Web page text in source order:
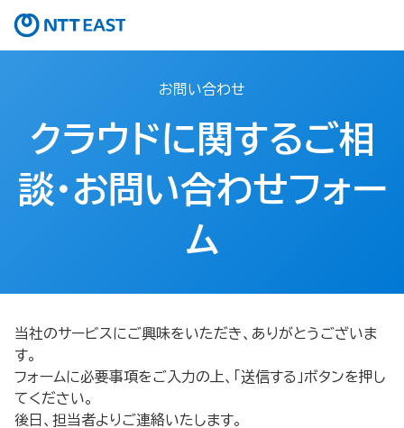
お問い合わせ
クラウドに関するご相
談・お問い合わせフォー
ム
当社のサービスにご興味をいただき、ありがとうございま
す。
フォームに必要事項をご入力の上、「送信する」ボタンを押し
てください。
後日、担当者よりご連絡いたします。